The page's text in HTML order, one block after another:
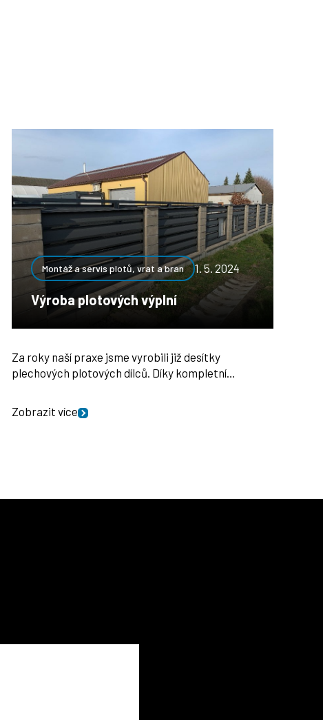
Montáž a servis plotů, vrat a bran 1. 5. 2024
Výroba plotových výplní
Za roky naší praxe jsme vyrobili již desítky
plechových plotových dílců. Díky kompletní…
Zobrazit více